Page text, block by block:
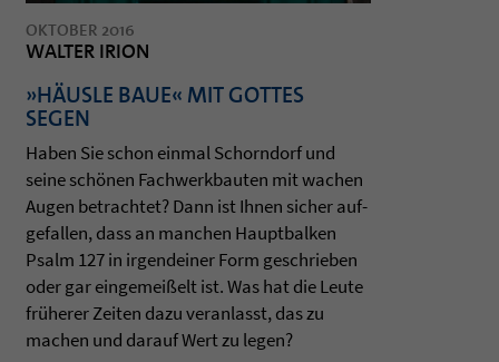
OKTOBER 2016
WALTER IRION
»HÄUSLE BAUE« MIT GOTTES
SEGEN
Haben Sie schon ein­mal Schorn­dorf und
seine schönen Fach­werk­bau­ten mit wachen
Augen betrach­tet? Dann ist Ihnen sicher auf­
ge­fal­len, dass an man­chen Haupt­bal­ken
Psalm 127 in irgend­ei­ner Form geschrie­ben
oder gar ein­ge­meißelt ist. Was hat die Leute
früherer Zei­ten dazu ver­an­lasst, das zu
machen und dar­auf Wert zu legen?